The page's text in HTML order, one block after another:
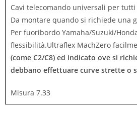
Cavi telecomando universali per
Da montare quando si richiede una
Per fuoribordo Yamaha/Suzuki/
flessibilità.Ultraflex MachZero
(come C2/C8) ed indicato ove si
debbano effettuare curve strette o
Misura 7.33